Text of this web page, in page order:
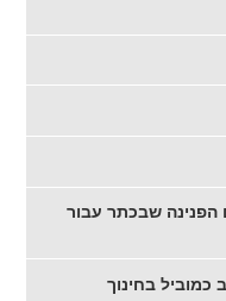
הפנינה שבכתר עבור
כמוביל בחינוך